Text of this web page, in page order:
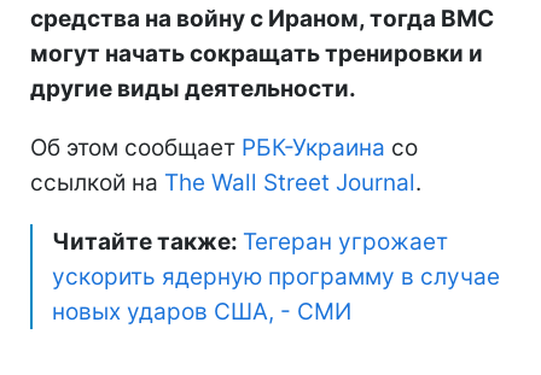
средства на войну с Ираном, тогда ВМС
могут начать сокращать тренировки и
другие виды деятельности.
Об этом сообщает РБК-Украина со
ссылкой на The Wall Street Journal.
Читайте также: Тегеран угрожает
ускорить ядерную программу в случае
новых ударов США, - СМИ